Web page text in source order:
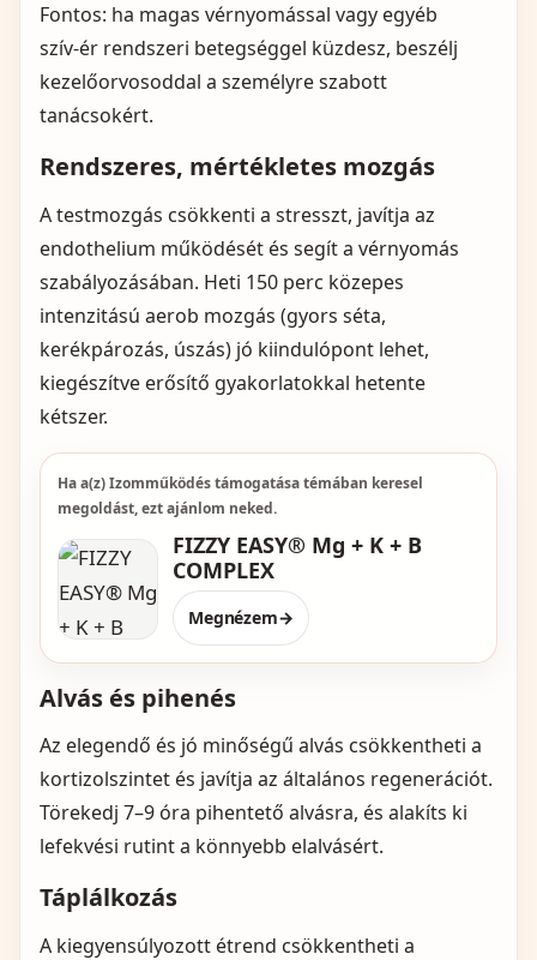
Fontos: ha magas vérnyomással vagy egyéb
szív‑ér rendszeri betegséggel küzdesz, beszélj
kezelőorvosoddal a személyre szabott
tanácsokért.
Rendszeres, mértékletes mozgás
A testmozgás csökkenti a stresszt, javítja az
endothelium működését és segít a vérnyomás
szabályozásában. Heti 150 perc közepes
intenzitású aerob mozgás (gyors séta,
kerékpározás, úszás) jó kiindulópont lehet,
kiegészítve erősítő gyakorlatokkal hetente
kétszer.
Ha a(z) Izomműködés támogatása témában keresel
megoldást, ezt ajánlom neked.
FIZZY EASY® Mg + K + B
COMPLEX
Megnézem→
Alvás és pihenés
Az elegendő és jó minőségű alvás csökkentheti a
kortizolszintet és javítja az általános regenerációt.
Törekedj 7–9 óra pihentető alvásra, és alakíts ki
lefekvési rutint a könnyebb elalvásért.
Táplálkozás
A kiegyensúlyozott étrend csökkentheti a